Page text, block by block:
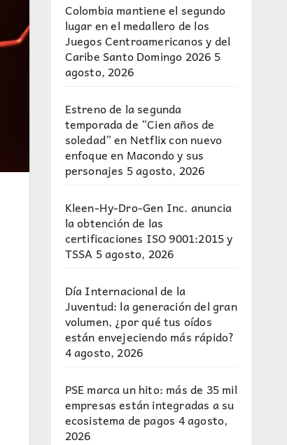
Colombia mantiene el segundo
lugar en el medallero de los
Juegos Centroamericanos y del
Caribe Santo Domingo 2026 5
agosto, 2026
Estreno de la segunda
temporada de “Cien años de
soledad” en Netflix con nuevo
enfoque en Macondo y sus
personajes 5 agosto, 2026
Kleen-Hy-Dro-Gen Inc. anuncia
la obtención de las
certificaciones ISO 9001:2015 y
TSSA 5 agosto, 2026
Día Internacional de la
Juventud: la generación del gran
volumen, ¿por qué tus oídos
están envejeciendo más rápido?
4 agosto, 2026
PSE marca un hito: más de 35 mil
empresas están integradas a su
ecosistema de pagos 4 agosto,
2026